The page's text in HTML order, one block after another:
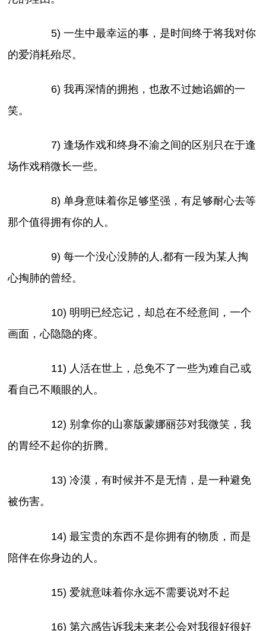
5) 一生中最幸运的事，是时间终于将我对你
的爱消耗殆尽。
6) 我再深情的拥抱，也敌不过她谄媚的一
笑。
7) 逢场作戏和终身不渝之间的区别只在于逢
场作戏稍微长一些。
8) 单身意味着你足够坚强，有足够耐心去等
那个值得拥有你的人。
9) 每一个没心没肺的人,都有一段为某人掏
心掏肺的曾经。
10) 明明已经忘记，却总在不经意间，一个
画面，心隐隐的疼。
11) 人活在世上，总免不了一些为难自己或
看自己不顺眼的人。
12) 别拿你的山寨版蒙娜丽莎对我微笑，我
的胃经不起你的折腾。
13) 冷漠，有时候并不是无情，是一种避免
被伤害。
14) 最宝贵的东西不是你拥有的物质，而是
陪伴在你身边的人。
15) 爱就意味着你永远不需要说对不起
16) 第六感告诉我未来老公会对我很好很好